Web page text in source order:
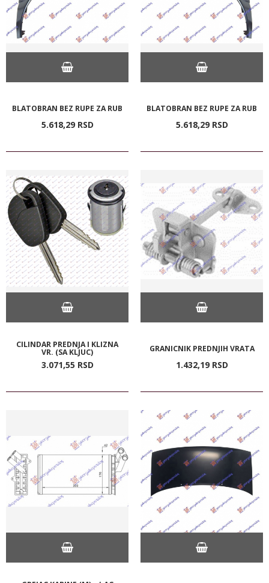
BLATOBRAN BEZ RUPE ZA RUB
5.618,29 RSD
BLATOBRAN BEZ RUPE ZA RUB
5.618,29 RSD
CILINDAR PREDNJA I KLIZNA
VR. (SA KLJUC)
3.071,55 RSD
GRANICNIK PREDNJIH VRATA
1.432,19 RSD